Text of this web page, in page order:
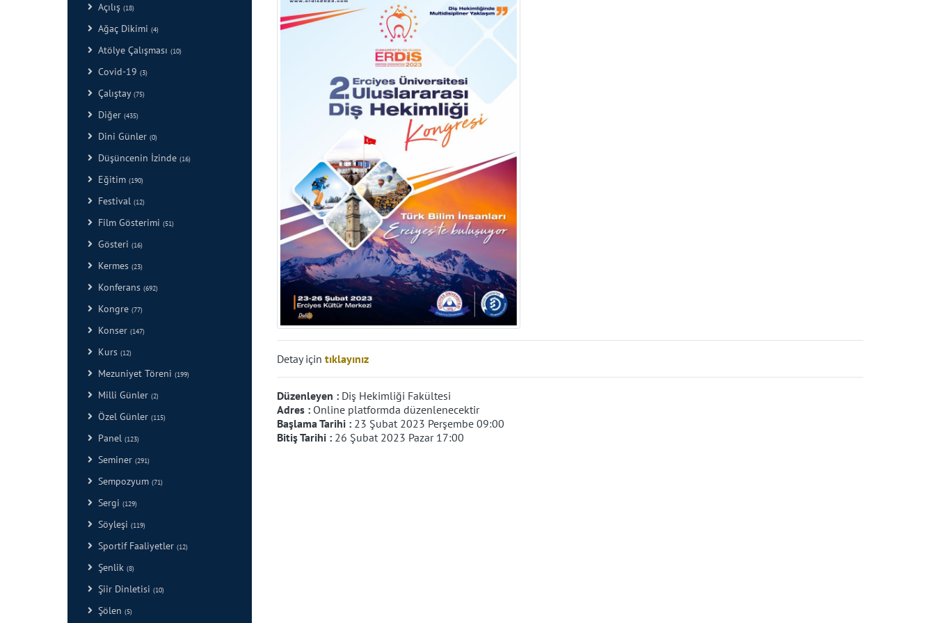
Açılış (18)
Ağaç Dikimi (4)
Atölye Çalışması (10)
Covid-19 (3)
Çalıştay (75)
Diğer (435)
Dini Günler (0)
Düşüncenin İzinde (16)
Eğitim (190)
Festival (12)
Film Gösterimi (51)
Gösteri (16)
Kermes (23)
Konferans (692)
Kongre (77)
Konser (147)
Kurs (12)
Mezuniyet Töreni (199)
Milli Günler (2)
Özel Günler (115)
Panel (123)
Seminer (291)
Sempozyum (71)
Sergi (129)
Söyleşi (119)
Sportif Faaliyetler (12)
Şenlik (8)
Şiir Dinletisi (10)
Şölen (5)
Detay için tıklayınız
Düzenleyen : Diş Hekimliği Fakültesi
Adres : Online platformda düzenlenecektir
Başlama Tarihi : 23 Şubat 2023 Perşembe 09:00
Bitiş Tarihi : 26 Şubat 2023 Pazar 17:00